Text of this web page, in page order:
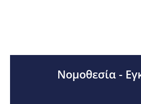
Νομοθεσία -